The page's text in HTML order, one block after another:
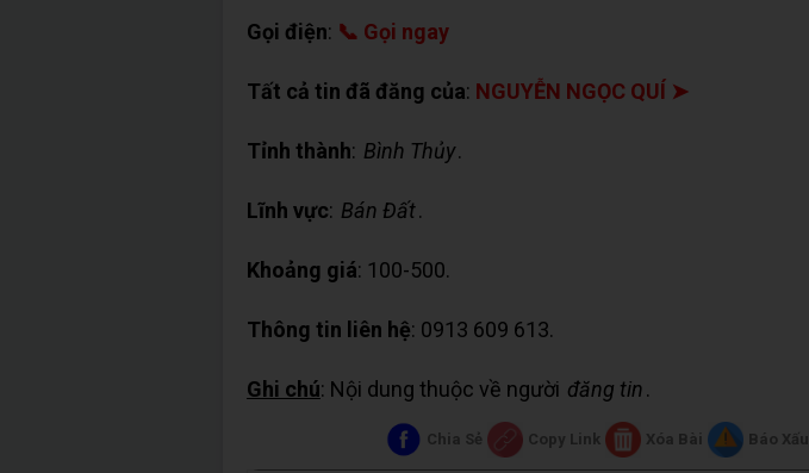
Gọi điện: 📞 Gọi ngay
Tất cả tin đã đăng của: NGUYỄN NGỌC QUÍ ➤
Tỉnh thành: Bình Thủy.
Lĩnh vực: Bán Đất.
Khoảng giá: 100-500.
Thông tin liên hệ: 0913 609 613.
Ghi chú: Nội dung thuộc về người đăng tin.
Chia Sẻ Copy Link Xóa Bài Báo Xấu